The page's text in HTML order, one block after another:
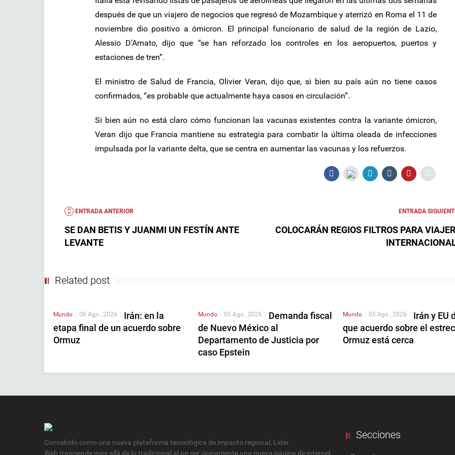
después de que un viajero de negocios que regresó de Mozambique y aterrizó en Roma el 11 de
noviembre dio positivo a ómicron. El principal funcionario de salud de la región de Lazio,
Alessio D’Amato, dijo que “se han reforzado los controles en los aeropuertos, puertos y
estaciones de tren”.
El ministro de Salud de Francia, Olivier Veran, dijo que, si bien su país aún no tiene casos
confirmados, “es probable que actualmente haya casos en circulación”.
Si bien aún no está claro cómo funcionan las vacunas existentes contra la variante ómicron,
Veran dijo que Francia mantiene su estrategia para combatir la última oleada de infecciones
impulsada por la variante delta, que se centra en aumentar las vacunas y los refuerzos.
ENTRADA ANTERIOR
SE DAN BETIS Y JUANMI UN FESTÍN ANTE
LEVANTE
ENTRADA
COLOCARÁN REGIOS FILTROS PARA
Related post
Mundo | 06 Ago , 2026 | Irán: en la
etapa final de un acuerdo sobre
Ormuz
Mundo | 05 Ago , 2026 | Demanda fiscal
de Nuevo México al
Departamento de Justicia por
caso Epstein
Mundo | 05 Ago , 2026 | Irán y EU
que acuerdo sobre el
Ormuz está cerca
Concebido como una nueva plataforma tecnológica de impacto regional, Lider
Web trasciende más allá de lo tradicional al no ser únicamente una nueva página de internet,
Secciones